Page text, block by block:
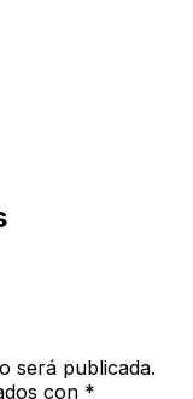
será publicada.
con *